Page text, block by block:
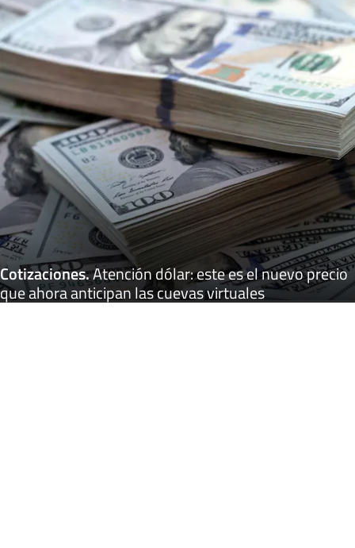
Cotizaciones.Atención dólar: este es el nuevo precio
que ahora anticipan las cuevas virtuales